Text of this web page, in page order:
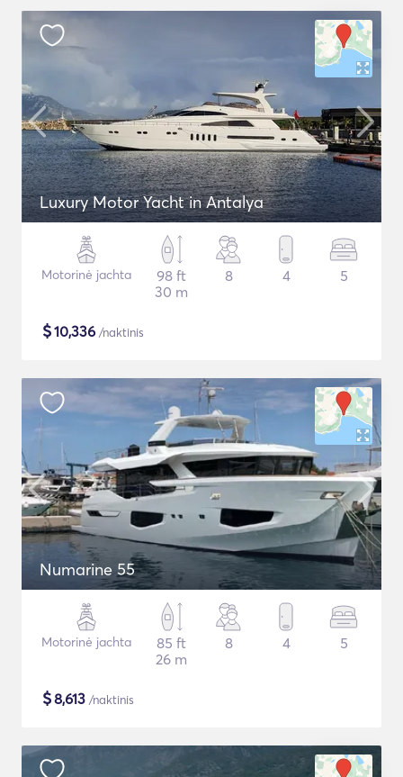
Luxury Motor Yacht in Antalya
Motorinė jachta
98 ft
30 m
8 4 5
$10,336 /naktinis
Numarine 55
Motorinė jachta
85 ft
26 m
8 4 5
$8,613 /naktinis